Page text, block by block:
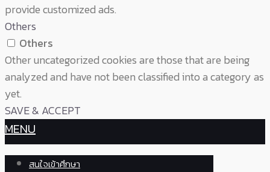
provide customized ads.
Others
Others
Other uncategorized cookies are those that are being
analyzed and have not been classified into a category as
yet.
SAVE & ACCEPT
MENU
สนใจเข้าศึกษา